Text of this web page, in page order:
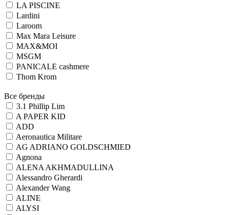
LA PISCINE
Lardini
Laroom
Max Mara Leisure
MAX&MOI
MSGM
PANICALE cashmere
Thom Krom
Все бренды
3.1 Phillip Lim
A PAPER KID
ADD
Aeronautica Militare
AG ADRIANO GOLDSCHMIED
Agnona
ALENA AKHMADULLINA
Alessandro Gherardi
Alexander Wang
ALINE
ALYSI